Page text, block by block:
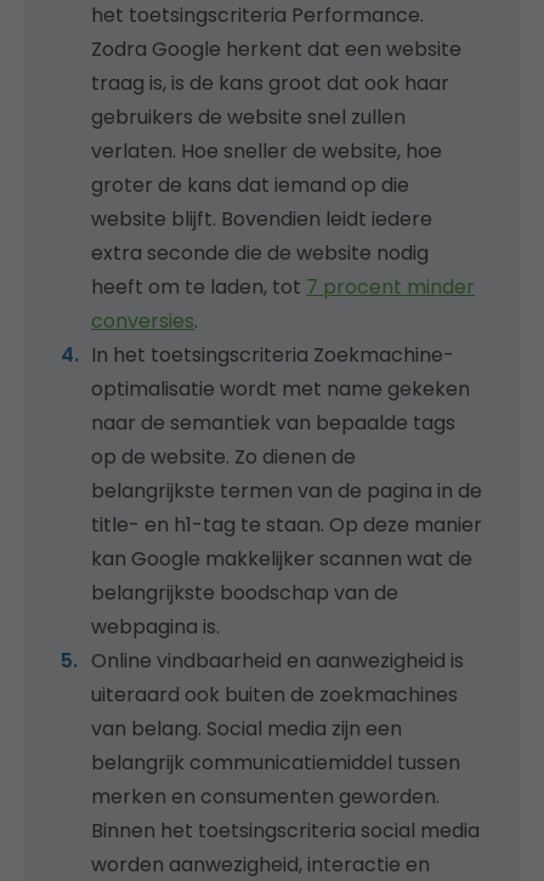
het toetsingscriteria Performance.
Zodra Google herkent dat een website
traag is, is de kans groot dat ook haar
gebruikers de website snel zullen
verlaten. Hoe sneller de website, hoe
groter de kans dat iemand op die
website blijft. Bovendien leidt iedere
extra seconde die de website nodig
heeft om te laden, tot 7 procent minder
conversies.
In het toetsingscriteria Zoekmachine-
optimalisatie wordt met name gekeken
naar de semantiek van bepaalde tags
op de website. Zo dienen de
belangrijkste termen van de pagina in de
title- en h1-tag te staan. Op deze manier
kan Google makkelijker scannen wat de
belangrijkste boodschap van de
webpagina is.
Online vindbaarheid en aanwezigheid is
uiteraard ook buiten de zoekmachines
van belang. Social media zijn een
belangrijk communicatiemiddel tussen
merken en consumenten geworden.
Binnen het toetsingscriteria social media
worden aanwezigheid, interactie en